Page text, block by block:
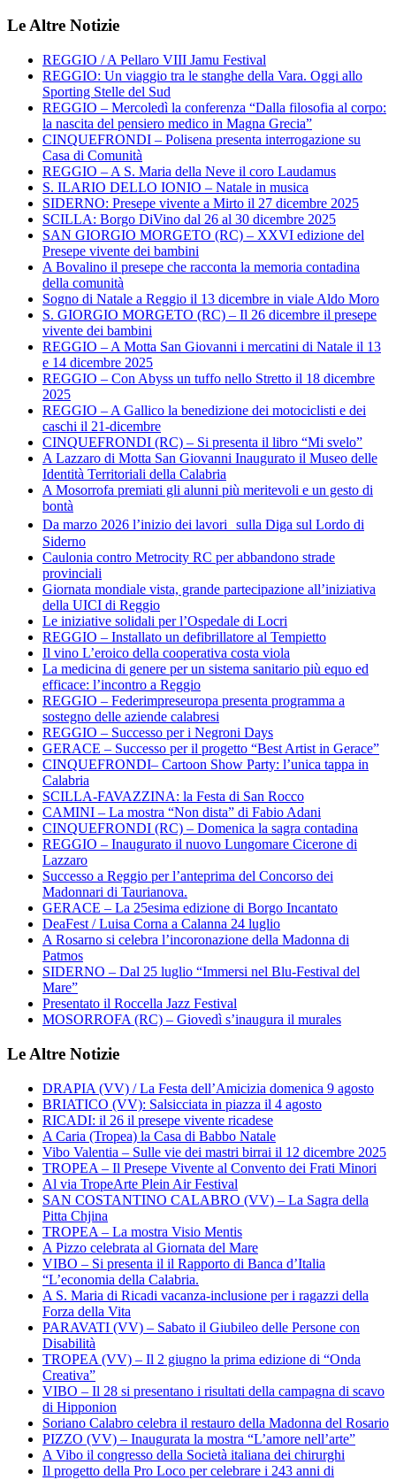
Le Altre Notizie
REGGIO / A Pellaro VIII Jamu Festival
REGGIO: Un viaggio tra le stanghe della Vara. Oggi allo
Sporting Stelle del Sud
REGGIO – Mercoledì la conferenza “Dalla filosofia al corpo:
la nascita del pensiero medico in Magna Grecia”
CINQUEFRONDI – Polisena presenta interrogazione su
Casa di Comunità
REGGIO – A S. Maria della Neve il coro Laudamus
S. ILARIO DELLO IONIO – Natale in musica
SIDERNO: Presepe vivente a Mirto il 27 dicembre 2025
SCILLA: Borgo DiVino dal 26 al 30 dicembre 2025
SAN GIORGIO MORGETO (RC) – XXVI edizione del
Presepe vivente dei bambini
A Bovalino il presepe che racconta la memoria contadina
della comunità
Sogno di Natale a Reggio il 13 dicembre in viale Aldo Moro
S. GIORGIO MORGETO (RC) – Il 26 dicembre il presepe
vivente dei bambini
REGGIO – A Motta San Giovanni i mercatini di Natale il 13
e 14 dicembre 2025
REGGIO – Con Abyss un tuffo nello Stretto il 18 dicembre
2025
REGGIO – A Gallico la benedizione dei motociclisti e dei
caschi il 21-dicembre
CINQUEFRONDI (RC) – Si presenta il libro “Mi svelo”
A Lazzaro di Motta San Giovanni Inaugurato il Museo delle
Identità Territoriali della Calabria
A Mosorrofa premiati gli alunni più meritevoli e un gesto di
bontà
Da marzo 2026 l’inizio dei lavori sulla Diga sul Lordo di
Siderno
Caulonia contro Metrocity RC per abbandono strade
provinciali
Giornata mondiale vista, grande partecipazione all’iniziativa
della UICI di Reggio
Le iniziative solidali per l’Ospedale di Locri
REGGIO – Installato un defibrillatore al Tempietto
Il vino L’eroico della cooperativa costa viola
La medicina di genere per un sistema sanitario più equo ed
efficace: l’incontro a Reggio
REGGIO – Federimpreseuropa presenta programma a
sostegno delle aziende calabresi
REGGIO – Successo per i Negroni Days
GERACE – Successo per il progetto “Best Artist in Gerace”
CINQUEFRONDI– Cartoon Show Party: l’unica tappa in
Calabria
SCILLA-FAVAZZINA: la Festa di San Rocco
CAMINI – La mostra “Non dista” di Fabio Adani
CINQUEFRONDI (RC) – Domenica la sagra contadina
REGGIO – Inaugurato il nuovo Lungomare Cicerone di
Lazzaro
Successo a Reggio per l’anteprima del Concorso dei
Madonnari di Taurianova.
GERACE – La 25esima edizione di Borgo Incantato
DeaFest / Luisa Corna a Calanna 24 luglio
A Rosarno si celebra l’incoronazione della Madonna di
Patmos
SIDERNO – Dal 25 luglio “Immersi nel Blu-Festival del
Mare”
Presentato il Roccella Jazz Festival
MOSORROFA (RC) – Giovedì s’inaugura il murales
Le Altre Notizie
DRAPIA (VV) / La Festa dell’Amicizia domenica 9 agosto
BRIATICO (VV): Salsicciata in piazza il 4 agosto
RICADI: il 26 il presepe vivente ricadese
A Caria (Tropea) la Casa di Babbo Natale
Vibo Valentia – Sulle vie dei mastri birrai il 12 dicembre 2025
TROPEA – Il Presepe Vivente al Convento dei Frati Minori
Al via TropeArte Plein Air Festival
SAN COSTANTINO CALABRO (VV) – La Sagra della
Pitta Chjina
TROPEA – La mostra Visio Mentis
A Pizzo celebrata al Giornata del Mare
VIBO – Si presenta il il Rapporto di Banca d’Italia
“L’economia della Calabria.
A S. Maria di Ricadi vacanza-inclusione per i ragazzi della
Forza della Vita
PARAVATI (VV) – Sabato il Giubileo delle Persone con
Disabilità
TROPEA (VV) – Il 2 giugno la prima edizione di “Onda
Creativa”
VIBO – Il 28 si presentano i risultati della campagna di scavo
di Hipponion
Soriano Calabro celebra il restauro della Madonna del Rosario
PIZZO (VV) – Inaugurata la mostra “L’amore nell’arte”
A Vibo il congresso della Società italiana dei chirurghi
Il progetto della Pro Loco per celebrare i 243 anni di